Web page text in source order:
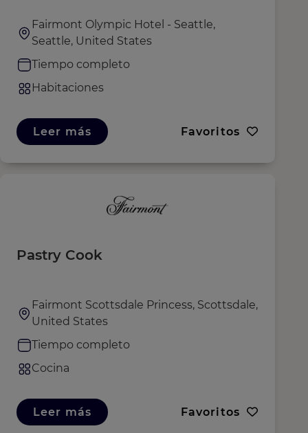
Fairmont Olympic Hotel - Seattle,
Seattle, United States
Tiempo completo
Habitaciones
Leer más Favoritos
Pastry Cook
Fairmont Scottsdale Princess, Scottsdale,
United States
Tiempo completo
Cocina
Leer más Favoritos